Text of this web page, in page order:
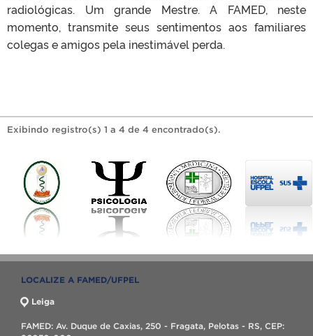
radiológicas. Um grande Mestre. A FAMED, neste
momento, transmite seus sentimentos aos familiares
colegas e amigos pela inestimável perda.
Exibindo registro(s) 1 a 4 de 4 encontrado(s).
LOCALIZE A FAMED/UFPEL
Leiga
FAMED: Av. Duque de Caxias, 250 - Fragata, Pelotas - RS, CEP: